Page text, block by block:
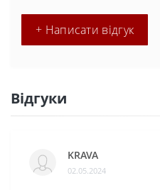
+ Написати відгук
Відгуки
KRAVA
02.05.2024